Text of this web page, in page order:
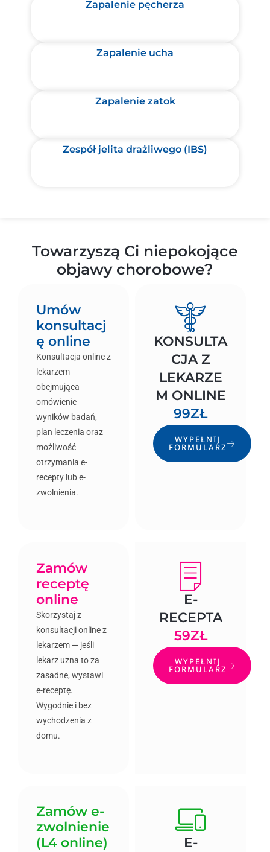
Zapalenie pęcherza
Zapalenie ucha
Zapalenie zatok
Zespół jelita drażliwego (IBS)
Towarzyszą Ci niepokojące
objawy chorobowe?
Umów
konsultacj
ę online
Konsultacja online z
lekarzem
obejmująca
omówienie
wyników badań,
plan leczenia oraz
możliwość
otrzymania e-
recepty lub e-
zwolnienia.
KONSULTA
CJA Z
LEKARZE
M ONLINE
99ZŁ
WYPEŁNIJ
FORMULARZ
Zamów
receptę
online
Skorzystaj z
konsultacji online z
lekarzem — jeśli
lekarz uzna to za
zasadne, wystawi
e-receptę.
Wygodnie i bez
wychodzenia z
domu.
E-
RECEPTA
59ZŁ
WYPEŁNIJ
FORMULARZ
Zamów e-
zwolnienie
(L4 online)
E-